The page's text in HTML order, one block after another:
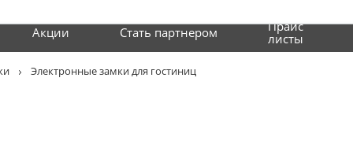
Акции Стать партнером
Прайс
листы
Электронные замки для гостиниц